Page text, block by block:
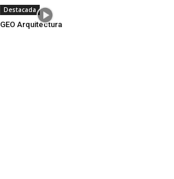
Destacada
GEO Arquitectura